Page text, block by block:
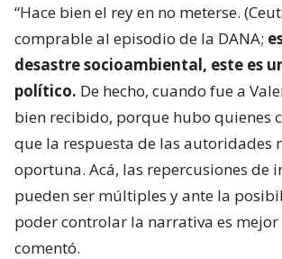
“Hace bien el rey en no meterse.
comprable al episodio de la DANA;
desastre socioambiental, este es
político. De hecho, cuando fue a
bien recibido, porque hubo quienes
que la respuesta de las autoridades
oportuna. Acá, las repercusiones de
pueden ser múltiples y ante la
poder controlar la narrativa es mejor
comentó.